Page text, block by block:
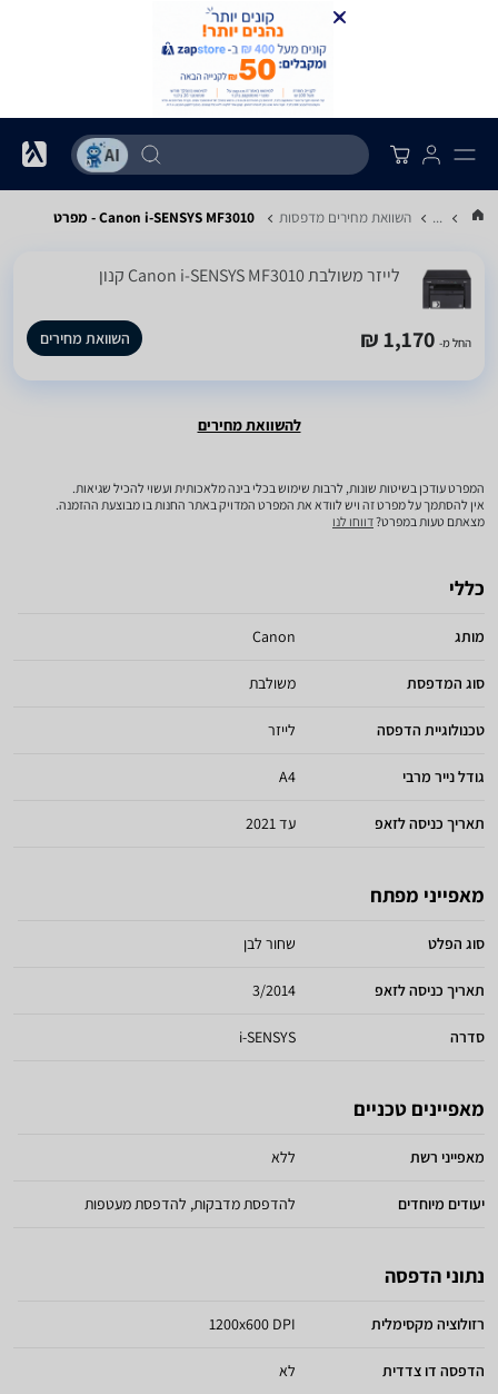
... השוואת מחירים מדפסות Canon i-SENSYS MF3010 - מפרט
‏לייזר ‏משולבת Canon i-SENSYS MF3010 קנון
החל מ- 1,170 ₪ השוואת מחירים
להשוואת מחירים
המפרט עודכן בשיטות שונות, לרבות שימוש בכלי בינה מלאכותית ועשוי להכיל שגיאות.
אין להסתמך על מפרט זה ויש לוודא את המפרט המדויק באתר החנות בו מבוצעת ההזמנה.
מצאתם טעות במפרט?דווחו לנו
כללי
מותג Canon
סוג המדפסת משולבת
טכנולוגיית הדפסה לייזר
גודל נייר מרבי A4
תאריך כניסה לזאפ עד 2021
מאפייני מפתח
סוג הפלט שחור לבן
תאריך כניסה לזאפ 3/2014
סדרה i-SENSYS
מאפיינים טכניים
מאפייני רשת ללא
יעודים מיוחדים להדפסת מדבקות, להדפסת מעטפות
נתוני הדפסה
רזולוציה מקסימלית 1200x600 DPI
הדפסה דו צדדית לא